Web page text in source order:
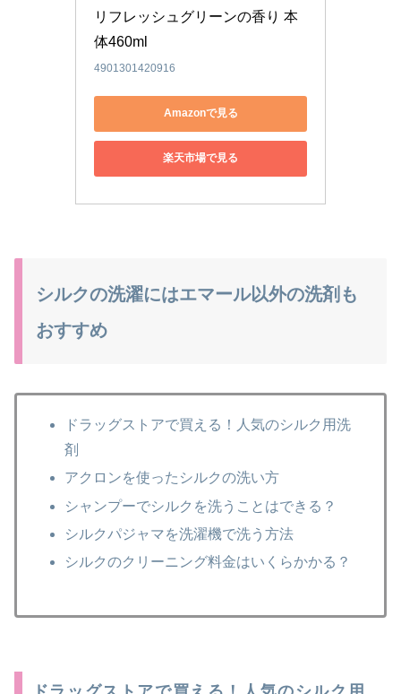
リフレッシュグリーンの香り 本
体460ml
4901301420916
Amazonで見る
楽天市場で見る
シルクの洗濯にはエマール以外の洗剤も
おすすめ
ドラッグストアで買える！人気のシルク用洗
剤
アクロンを使ったシルクの洗い方
シャンプーでシルクを洗うことはできる？
シルクパジャマを洗濯機で洗う方法
シルクのクリーニング料金はいくらかかる？